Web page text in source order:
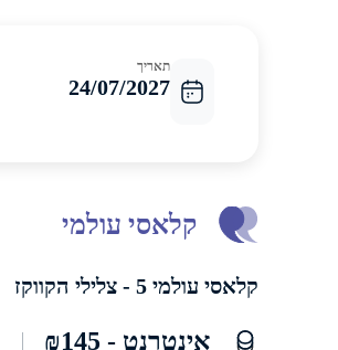
תאריך
24/07/2027
קלאסי עולמי
קלאסי עולמי 5 - צלילי הקווקז
אינטרנט - ₪145